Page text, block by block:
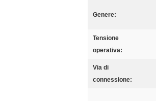
Genere:
Tensione
operativa:
Via di
connessione: